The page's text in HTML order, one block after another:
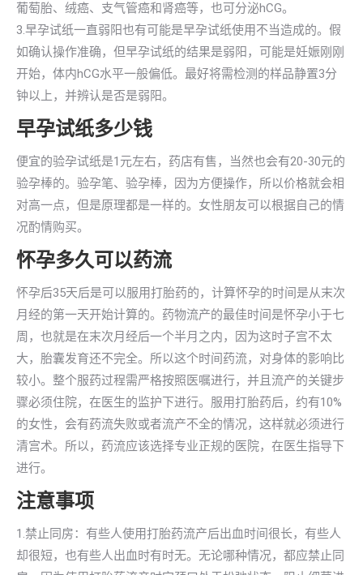
葡萄胎、绒癌、支气管癌和肾癌等，也可分泌hCG。
3.早孕试纸一直弱阳也有可能是早孕试纸使用不当造成的。假
如确认操作准确，但早孕试纸的结果是弱阳，可能是妊娠刚刚
开始，体内hCG水平一般偏低。最好将需检测的样品静置3分
钟以上，并辨认是否是弱阳。
早孕试纸多少钱
便宜的验孕试纸是1元左右，药店有售，当然也会有20-30元的
验孕棒的。验孕笔、验孕棒，因为方便操作，所以价格就会相
对高一点，但是原理都是一样的。女性朋友可以根据自己的情
况酌情购买。
怀孕多久可以药流
怀孕后35天后是可以服用打胎药的，计算怀孕的时间是从末次
月经的第一天开始计算的。药物流产的最佳时间是怀孕小于七
周，也就是在末次月经后一个半月之内，因为这时子宫不太
大，胎囊发育还不完全。所以这个时间药流，对身体的影响比
较小。整个服药过程需严格按照医嘱进行，并且流产的关键步
骤必须住院，在医生的监护下进行。服用打胎药后，约有10%
的女性，会有药流失败或者流产不全的情况，这样就必须进行
清宫术。所以，药流应该选择专业正规的医院，在医生指导下
进行。
注意事项
1.禁止同房：有些人使用打胎药流产后出血时间很长，有些人
却很短，也有些人出血时有时无。无论哪种情况，都应禁止同